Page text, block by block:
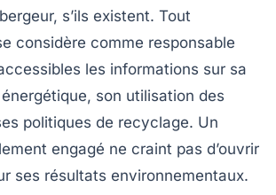
s’ils existent. Tout
considère comme responsable
les informations sur sa
son utilisation des
politiques de recyclage. Un
engagé ne craint pas d’ouvrir
ses résultats environnementaux.